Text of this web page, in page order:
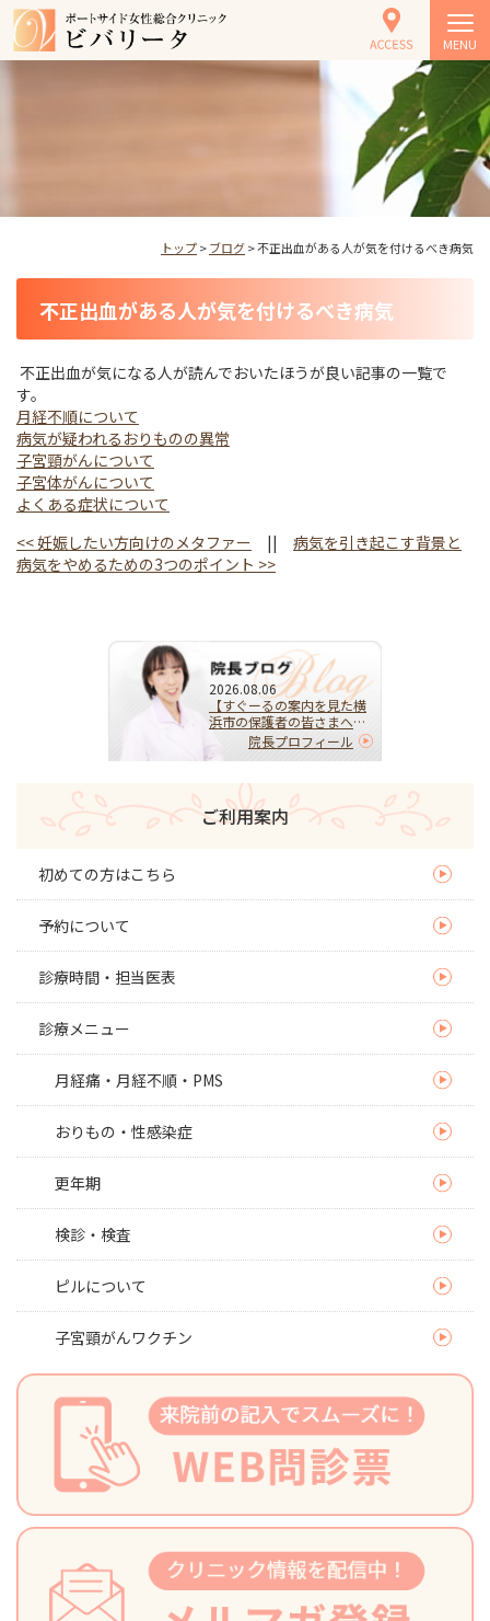
MENU
トップ>ブログ> 不正出血がある人が気を付けるべき病気
不正出血がある人が気を付けるべき病気
不正出血が気になる人が読んでおいたほうが良い記事の一覧で
す。
月経不順について
病気が疑われるおりものの異常
子宮頸がんについて
子宮体がんについて
よくある症状について
<<妊娠したい方向けのメタファー || 病気を引き起こす背景と
病気をやめるための3つのポイント >>
2026.08.06
【すぐーるの案内を見た横
浜市の保護者の皆さまへ】
HPVワクチンを受けるべ
き？迷ったらまず相談を｜
な選択
院長プロフィール
ご利用案内
初めての方はこちら
予約について
診療時間・担当医表
診療メニュー
月経痛・月経不順・PMS
おりもの・性感染症
更年期
検診・検査
ピルについて
子宮頸がんワクチン